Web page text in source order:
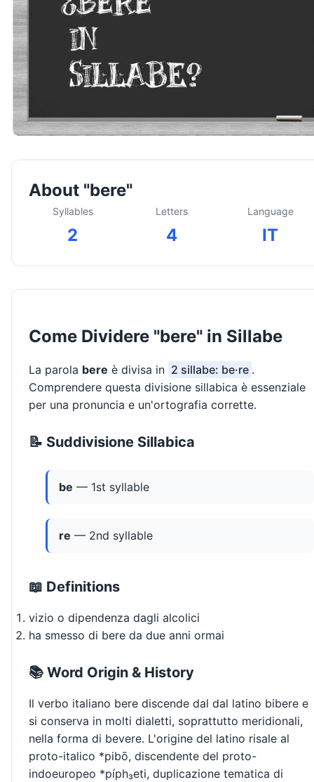
About "bere"
Syllables
2
Letters
4
Language
IT
Come Dividere "bere" in Sillabe
La parola bere è divisa in 2 sillabe: be·re .
Comprendere questa divisione sillabica è essenziale
per una pronuncia e un'ortografia corrette.
📝 Suddivisione Sillabica
be — 1st syllable
re — 2nd syllable
📖 Definitions
vizio o dipendenza dagli alcolici
ha smesso di bere da due anni ormai
📚 Word Origin & History
Il verbo italiano bere discende dal dal latino bibere e
si conserva in molti dialetti, soprattutto meridionali,
nella forma di bevere. L'origine del latino risale al
proto-italico *pibō, discendente del proto-
indoeuropeo *píph₃eti, duplicazione tematica di